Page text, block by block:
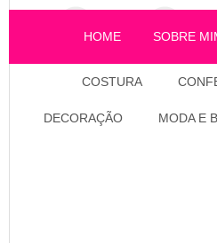
HOME SOBRE
COSTURA
DECORAÇÃO MODA E